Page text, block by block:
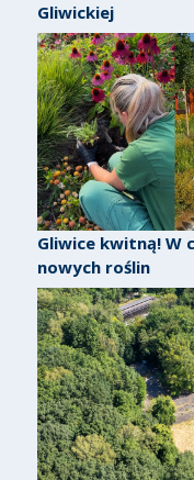
Gliwickiej
Gliwice kwitną! W
nowych roślin